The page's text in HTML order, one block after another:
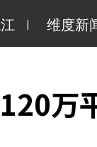
| 维度新
万